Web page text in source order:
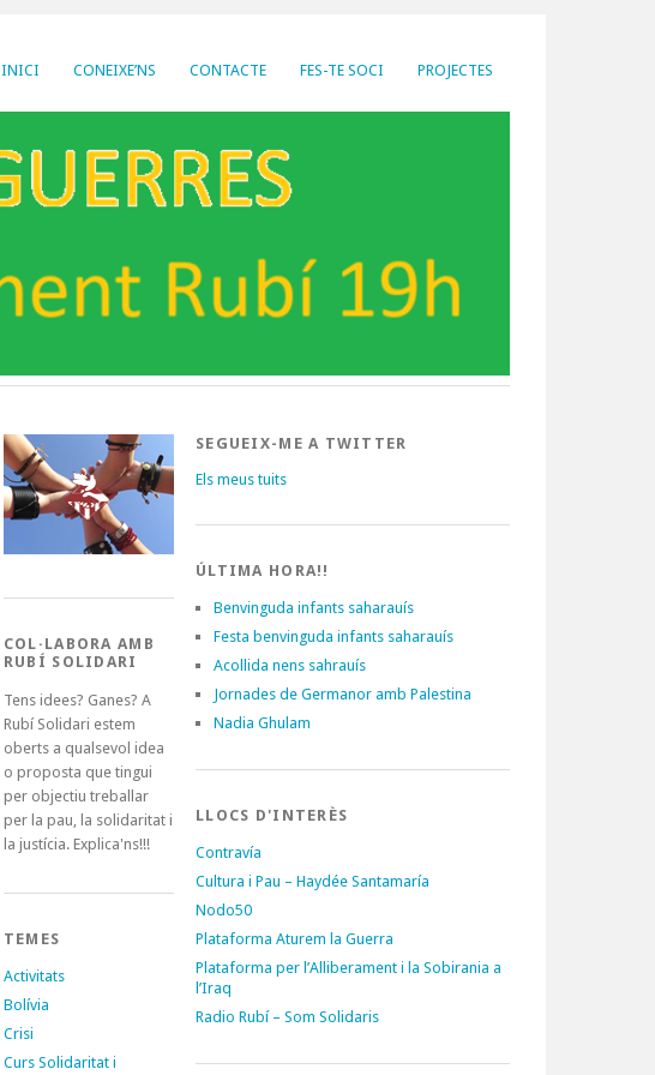
INICI CONEIXE’NS CONTACTE FES-TE SOCI PROJECTES
COL·LABORA AMB
RUBÍ SOLIDARI
Tens idees? Ganes? A
Rubí Solidari estem
oberts a qualsevol idea
o proposta que tingui
per objectiu treballar
per la pau, la solidaritat i
la justícia. Explica'ns!!!
TEMES
Activitats
Bolívia
Crisi
Curs Solidaritat i
SEGUEIX-ME A TWITTER
Els meus tuits
ÚLTIMA HORA!!
Benvinguda infants saharauís
Festa benvinguda infants saharauís
Acollida nens sahrauís
Jornades de Germanor amb Palestina
Nadia Ghulam
LLOCS D'INTERÈS
Contravía
Cultura i Pau – Haydée Santamaría
Nodo50
Plataforma Aturem la Guerra
Plataforma per l’Alliberament i la Sobirania a
l’Iraq
Radio Rubí – Som Solidaris